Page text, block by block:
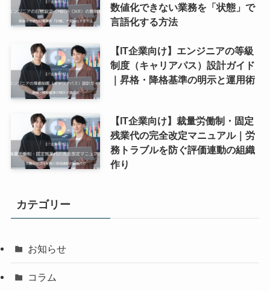
数値化できない業務を「状態」で
言語化する方法
【IT企業向け】エンジニアの等級
制度（キャリアパス）設計ガイド
｜昇格・降格基準の明示と運用術
【IT企業向け】裁量労働制・固定
残業代の完全改定マニュアル｜労
務トラブルを防ぐ評価連動の組織
作り
カテゴリー
お知らせ
コラム